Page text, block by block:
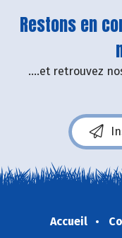
Restons en
....et retrouvez
Accueil